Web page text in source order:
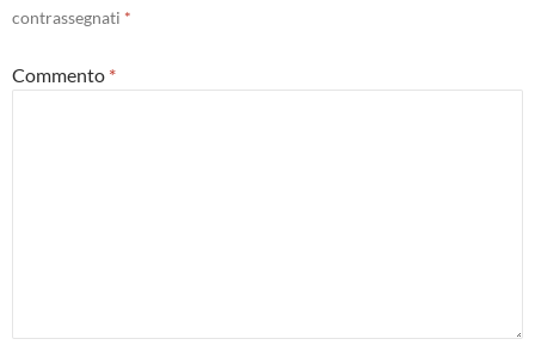
contrassegnati *
Commento *